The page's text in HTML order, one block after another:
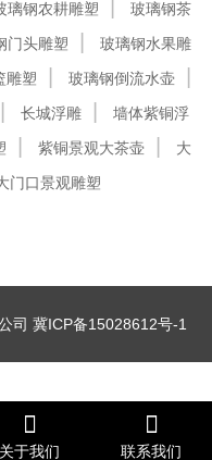
璃钢农耕雕塑
玻璃钢茶
门头雕塑
玻璃钢水果雕
雕塑
玻璃钢倒流水壶
长城浮雕
墙体紫铜浮
紫铜景观大茶壶
大
门口景观雕塑
司 冀ICP备15028612号-1
关于我们 联系我们